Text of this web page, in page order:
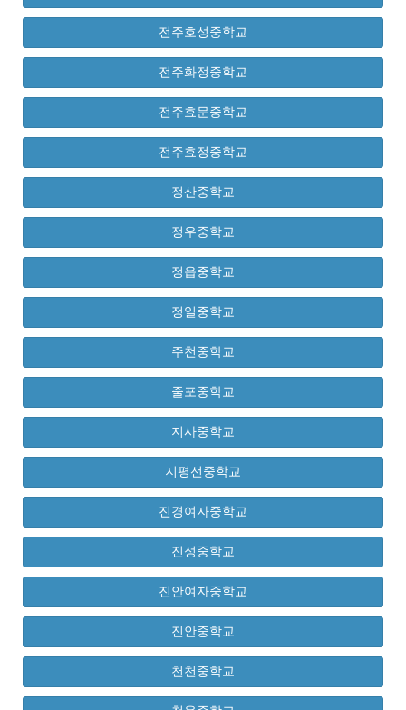
전주호성중학교
전주화정중학교
전주효문중학교
전주효정중학교
정산중학교
정우중학교
정읍중학교
정일중학교
주천중학교
줄포중학교
지사중학교
지평선중학교
진경여자중학교
진성중학교
진안여자중학교
진안중학교
천천중학교